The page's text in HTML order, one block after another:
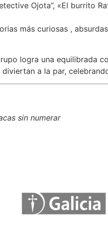
Ojota”, «El burrito
más curiosas ,
logra una equilibrada
a la par,
sin numerar